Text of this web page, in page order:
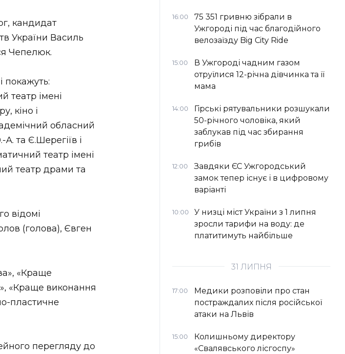
кандидат
України Василь
Чепелюк.
покажуть:
театр імені
кіно і
обласний
та Є.Шерегіїв і
театр імені
театр драми та
відомі
(голова), Євген
«Краще
«Краще виконання
пластичне
перегляду до
16:00
75 351 гривню зібрали в
Ужгороді під час благодійного
велозаїзду Big Сity Ride
15:00
В Ужгороді чадним газом
отруїлися 12-річна дівчинка та її
мама
14:00
Гірські рятувальники розшукали
50-річного чоловіка, який
заблукав під час збирання
грибів
12:00
Завдяки ЄС Ужгородський
замок тепер існує і в цифровому
варіанті
10:00
У низці міст України з 1 липня
зросли тарифи на воду: де
платитимуть найбільше
31 ЛИПНЯ
17:00
Медики розповіли про стан
постраждалих після російської
атаки на Львів
15:00
Колишньому директору
«Свалявського лісгоспу»